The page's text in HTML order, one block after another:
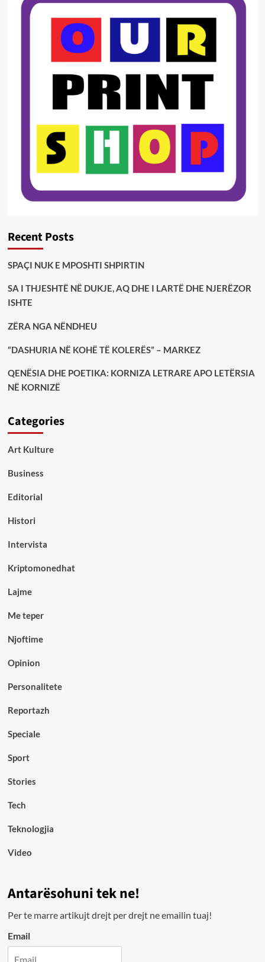
Recent Posts
SPAÇI NUK E MPOSHTI SHPIRTIN
SA I THJESHTË NË DUKJE, AQ DHE I LARTË DHE NJERËZOR
ISHTE
ZËRA NGA NËNDHEU
“DASHURIA NË KOHË TË KOLERËS” – MARKEZ
QENËSIA DHE POETIKA: KORNIZA LETRARE APO LETËRSIA
NË KORNIZË
Categories
Art Kulture
Business
Editorial
Histori
Intervista
Kriptomonedhat
Lajme
Me teper
Njoftime
Opinion
Personalitete
Reportazh
Speciale
Sport
Stories
Tech
Teknologjia
Video
Antarësohuni tek ne!
Per te marre artikujt drejt per drejt ne emailin tuaj!
Email